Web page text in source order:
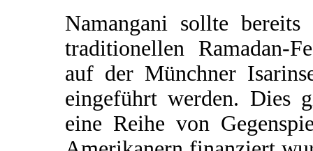
Namangani sollte
traditionellen Ramadan-
auf der Münchner
eingeführt werden. Dies
eine Reihe von